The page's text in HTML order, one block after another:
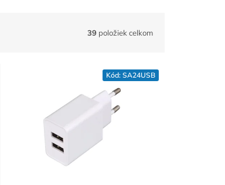
39 položiek celkom
Kód: SA24USB